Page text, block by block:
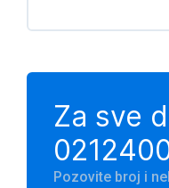
Za sve
Pozovite broj i